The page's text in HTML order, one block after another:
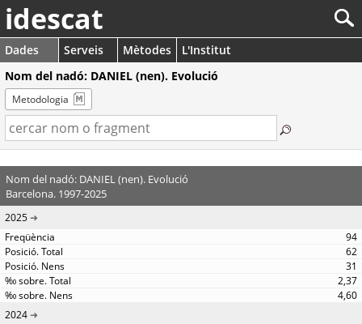
idescat
Dades Serveis Mètodes
L'Institut
Nom del nadó: DANIEL (nen). Evolució
Metodologia
Nom del nadó: DANIEL (nen). Evolució
Barcelona. 1997-2025
2025
94
62
31
2,37
4,60
2024